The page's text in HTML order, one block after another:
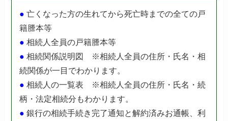
● 亡くなった方の生れてから死亡時までの全ての戸
籍謄本等
● 相続人全員の戸籍謄本等
● 相続関係説明図
※相続人全員の住所・氏名・相
続関係が一目でわかります。
● 相続人の一覧表 ※相続人全員の住所・氏名・続
柄・法定相続分もわかります。
● 銀行の相続手続き完了通知と解約済みお通帳、利